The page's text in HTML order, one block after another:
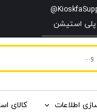
استیشن
اطلاعات کالای